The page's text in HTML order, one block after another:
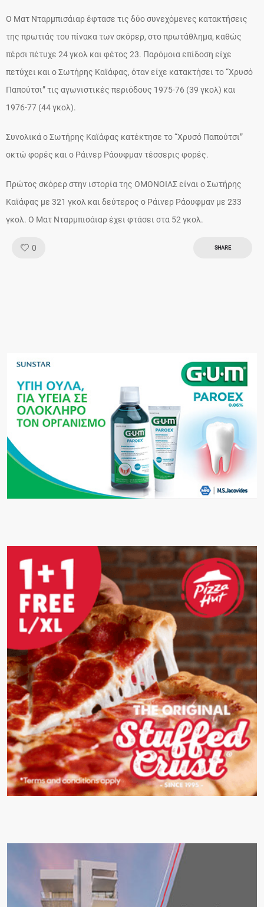
Ο Ματ Νταρμπισάιαρ έφτασε τις δύο συνεχόμενες κατακτήσεις
της πρωτιάς του πίνακα των σκόρερ, στο πρωτάθλημα, καθώς
πέρσι πέτυχε 24 γκολ και φέτος 23. Παρόμοια επίδοση είχε
πετύχει και ο Σωτήρης Καϊάφας, όταν είχε κατακτήσει το “Χρυσό
Παπούτσι” τις αγωνιστικές περιόδους 1975-76 (39 γκολ) και
1976-77 (44 γκολ).
Συνολικά ο Σωτήρης Καϊάφας κατέκτησε το “Χρυσό Παπούτσι”
οκτώ φορές και ο Ράινερ Ράουφμαν τέσσερις φορές.
Πρώτος σκόρερ στην ιστορία της ΟΜΟΝΟΙΑΣ είναι ο Σωτήρης
Καϊάφας με 321 γκολ και δεύτερος ο Ράινερ Ράουφμαν με 233
γκολ. Ο Ματ Νταρμπισάιαρ έχει φτάσει στα 52 γκολ.
0 SHARE